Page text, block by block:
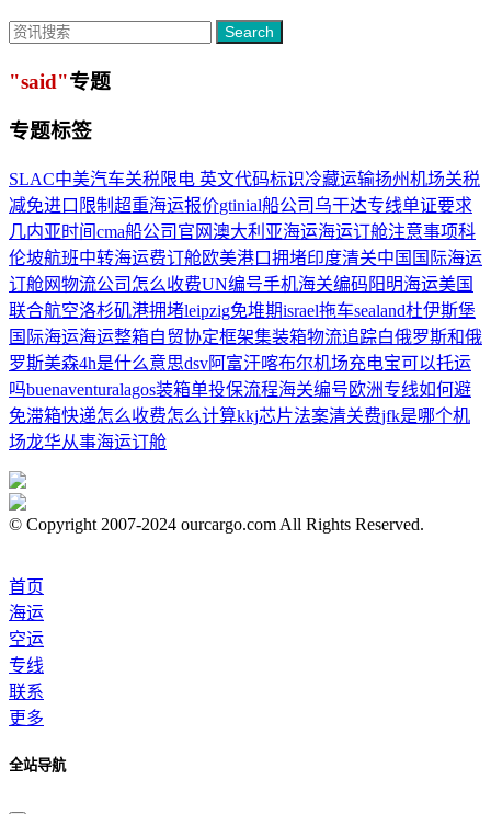
Search
"said"专题
专题标签
SLAC中美汽车关税 限电 英文代码标识冷藏运输扬州机场关税
减免进口限制 超重海运报价gtinial船公司 乌干达专线单证要求
几内亚时间cma船公司官网澳大利亚海运海运订舱注意事项科
伦坡航班中转海运费订舱欧美港口拥堵印度清关中国国际海运
订舱网物流公司怎么收费UN编号手机海关编码 阳明海运美国
联合航空洛杉矶港拥堵leipzig免堆期israel拖车sealand杜伊斯堡
国际海运海运整箱自贸协定框架集装箱物流追踪白俄罗斯和俄
罗斯美森4h是什么意思dsv阿富汗喀布尔机场充电宝可以托运
吗buenaventuralagos装箱单投保流程海关编号欧洲专线如何避
免滞箱快递怎么收费怎么计算kkj芯片法案清关费jfk是哪个机
场龙华从事海运订舱
© Copyright 2007-2024 ourcargo.com All Rights Reserved.
首页
海运
空运
专线
联系
更多
全站导航